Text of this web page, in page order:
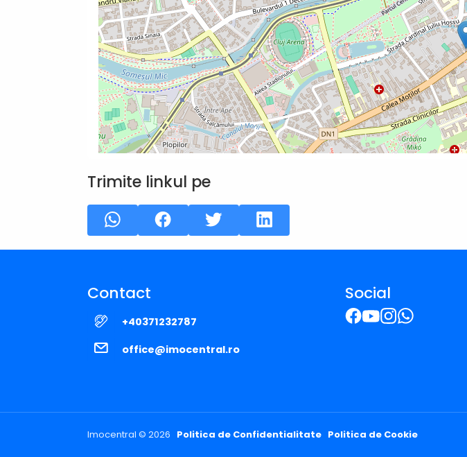
Trimite linkul pe
Contact
+40371232787
office@imocentral.ro
Social
Imocentral © 2026 Politica de Confidentialitate Politica de Cookie